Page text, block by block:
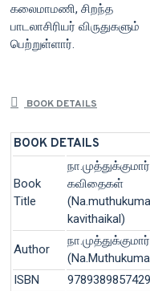
கலைமாமணி, சிறந்த
பாடலாசிரியர் விருதுகளும்
பெற்றுள்ளார்.
BOOK DETAILS
BOOK DETAILS
Book
Title
நா.முத்துக்குமார்
கவிதைகள்
kavithaikal)
Author
நா.முத்துக்குமார்
ISBN
9789389857429